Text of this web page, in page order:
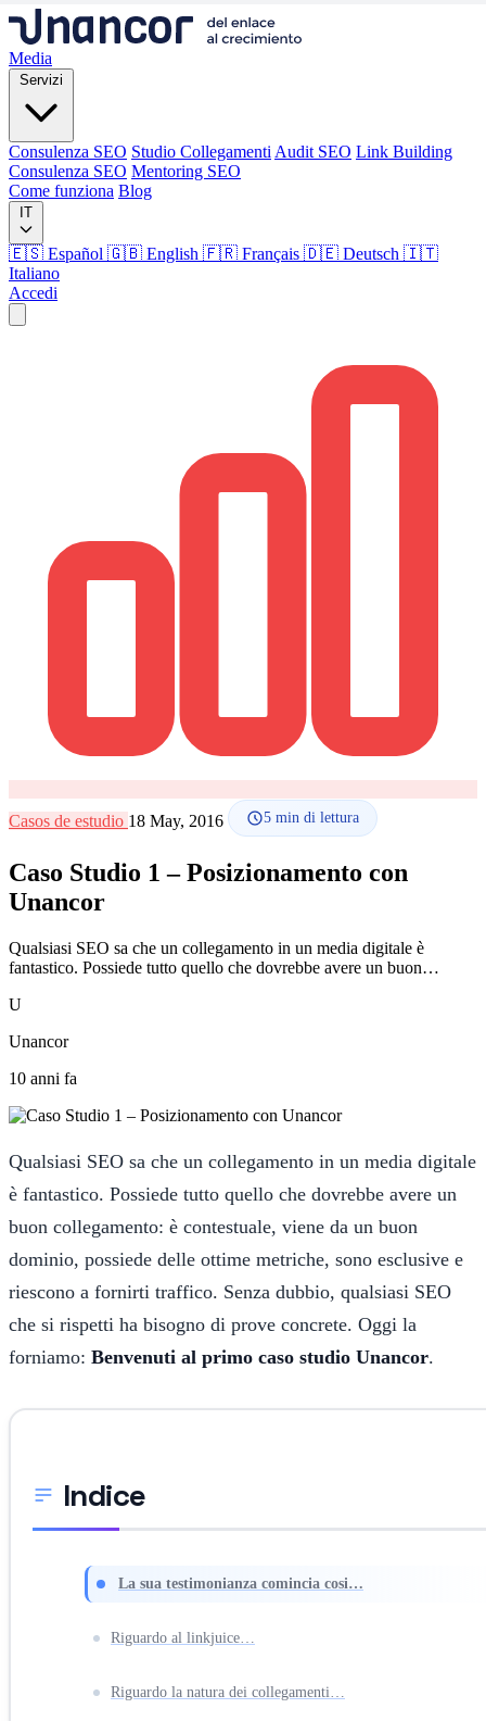
Media
Servizi
Consulenza SEO Studio Collegamenti Audit SEO Link Building
Consulenza SEO Mentoring SEO
Come funziona Blog
IT
🇪🇸 Español 🇬🇧 English 🇫🇷 Français 🇩🇪 Deutsch 🇮🇹
Italiano
Accedi
🇪🇸 ES🇬🇧 EN🇫🇷 FR
Accedi
Casos de estudio 18 May, 2016 5 min di lettura
Caso Studio 1 – Posizionamento con
Unancor
Qualsiasi SEO sa che un collegamento in un media digitale è
fantastico. Possiede tutto quello che dovrebbe avere un buon…
U
Unancor
10 anni fa
Qualsiasi SEO sa che un collegamento in un media digitale
è fantastico. Possiede tutto quello che dovrebbe avere un
buon collegamento: è contestuale, viene da un buon
dominio, possiede delle ottime metriche, sono esclusive e
riescono a fornirti traffico. Senza dubbio, qualsiasi SEO
che si rispetti ha bisogno di prove concrete. Oggi la
forniamo: Benvenuti al primo caso studio Unancor.
Indice
La sua testimonianza comincia cosi…
Riguardo al linkjuice…
Riguardo la natura dei collegamenti…